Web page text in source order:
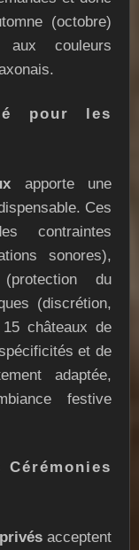
(octobre)
aux couleurs
pour les
apporte une
Ces
contraintes
sonores),
du
(discrétion,
châteaux de
et de
adaptée,
festive
acceptent